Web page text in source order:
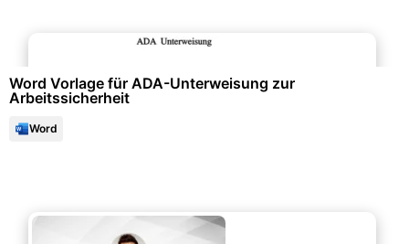
Word Vorlage für ADA-Unterweisung zur
Arbeitssicherheit
Word